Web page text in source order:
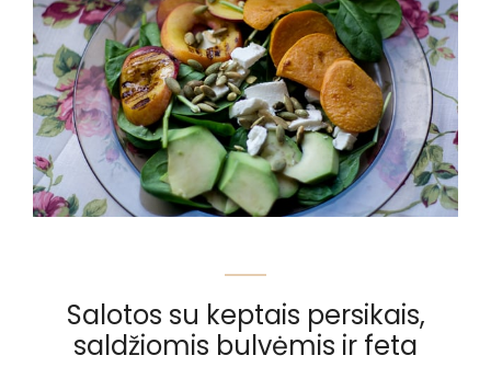
Salotos su keptais persikais,
saldžiomis bulvėmis ir feta